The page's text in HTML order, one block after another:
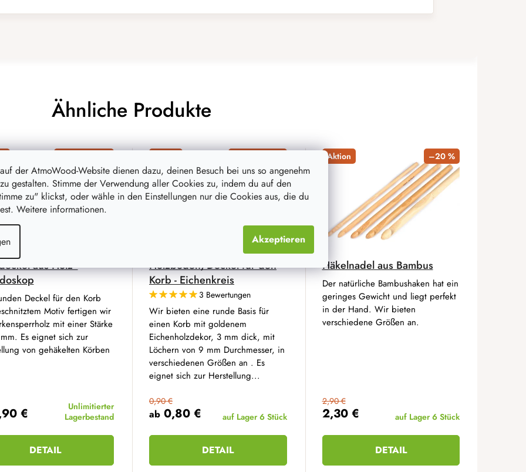
der AtmoWood-Website dienen dazu, deinen Besuch bei uns so angenehm
gestalten. Stimme der Verwendung aller Cookies zu, indem du auf den
zu" klickst, oder wähle in den Einstellungen nur die Cookies aus, die du
Weitere informationen.
Akzeptieren
Ähnliche Produkte
aus Holz -
€
Unlimitierter
Lagerbestand
DETAIL
Deckel für den Korb
Motiv fertigen wir
mit einer Stärke
Es eignet sich zur
von gehäkelten Körben
Holzboden/Deckel für den
Korb - Eichenkreis
3 Bewertungen
ab 0,80 €
0,90 €
auf Lager 6 Stück
DETAIL
Wir bieten eine runde Basis für
einen Korb mit goldenem
Eichenholzdekor, 3 mm dick, mit
Löchern von 9 mm Durchmesser, in
verschiedenen Größen an . Es
eignet sich zur Herstellung...
Aktion –20 %
Häkelnadel aus Bambus
2,30 €
2,90 €
auf Lager 6 Stück
DETAIL
Der natürliche Bambushaken hat ein
geringes Gewicht und liegt perfekt
in der Hand. Wir bieten
verschiedene Größen an.